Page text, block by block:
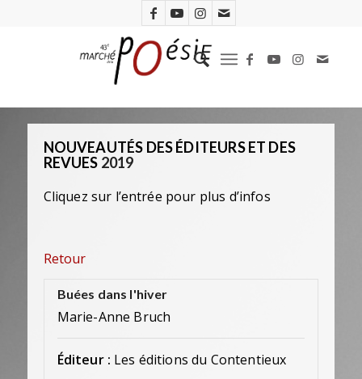
NOUVEAUTÉS DES ÉDITEURS ET DES
REVUES 2019
Cliquez sur l’entrée pour plus d’infos
Retour
Buées dans l'hiver
Marie-Anne Bruch
Éditeur : Les éditions du Contentieux